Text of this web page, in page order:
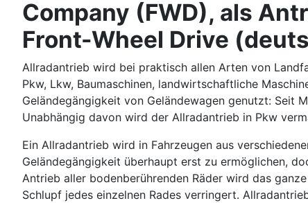
Company (FWD), als
Front-Wheel Drive
Allradantrieb wird bei praktisch allen Arten von
Pkw, Lkw, Baumaschinen, landwirtschaftliche
Geländegängigkeit von Geländewagen genutzt: Seit
Unabhängig davon wird der Allradantrieb in Pkw
Ein Allradantrieb wird in Fahrzeugen aus
Geländegängigkeit überhaupt erst zu ermöglichen,
Antrieb aller bodenberührenden Räder wird das
Schlupf jedes einzelnen Rades verringert.